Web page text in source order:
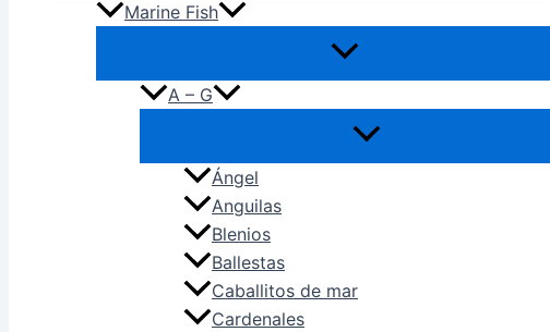
Marine Fish
A – G
Ángel
Anguilas
Blenios
Ballestas
Caballitos de mar
Cardenales